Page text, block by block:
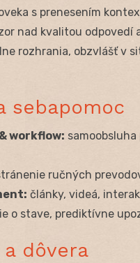
s prenesením
nad kvalitou odpovedí
rozhrania, obzvlášť v
sebapomoc
workflow:
ručných
články, videá,
o stave, prediktívne
dôvera